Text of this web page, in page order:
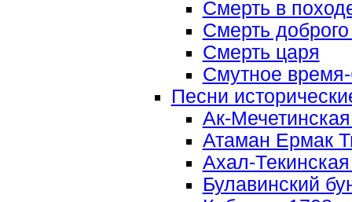
Смерть в
Смерть
Смерть царя
Смутное
Песни
Ак-
Атаман Ермак
Ахал-Текинская
Булавинский